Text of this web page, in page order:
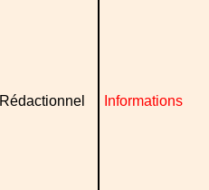
Rédactionnel Informations